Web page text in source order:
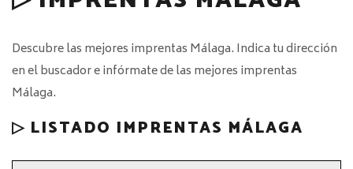
Descubre las mejores imprentas Málaga. Indica tu dirección
en el buscador e infórmate de las mejores imprentas
Málaga.
▷ LISTADO IMPRENTAS MÁLAGA